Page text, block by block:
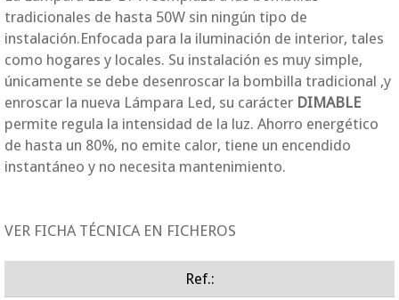
tradicionales de hasta 50W sin ningún tipo de
instalación.Enfocada para la iluminación de interior, tales
como hogares y locales. Su instalación es muy simple,
únicamente se debe desenroscar la bombilla tradicional ,y
enroscar la nueva Lámpara Led, su carácter DIMABLE
permite regula la intensidad de la luz. Ahorro energético
de hasta un 80%, no emite calor, tiene un encendido
instantáneo y no necesita mantenimiento.
VER FICHA TÉCNICA EN FICHEROS
Ref.: